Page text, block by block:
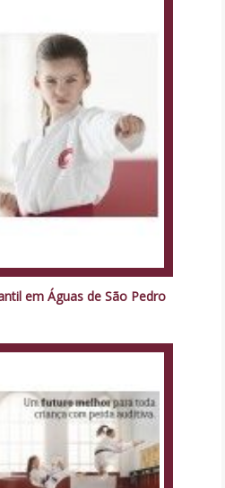
em Águas de São Pedro